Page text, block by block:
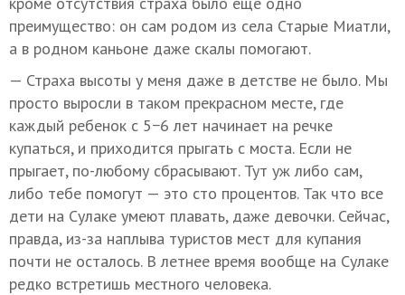
преимущество: он сам родом из села Старые Миатли,
а в родном каньоне даже скалы помогают.
— Страха высоты у меня даже в детстве не было. Мы
просто выросли в таком прекрасном месте, где
каждый ребенок с 5−6 лет начинает на речке
купаться, и приходится прыгать с моста. Если не
прыгает, по-любому сбрасывают. Тут уж либо сам,
либо тебе помогут — это сто процентов. Так что все
дети на Сулаке умеют плавать, даже девочки. Сейчас,
правда, из-за наплыва туристов мест для купания
почти не осталось. В летнее время вообще на Сулаке
редко встретишь местного человека.